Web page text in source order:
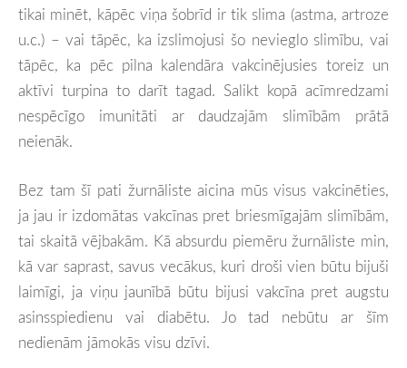
tikai minēt, kāpēc viņa šobrīd ir tik slima (astma, artroze
u.c.) – vai tāpēc, ka izslimojusi šo nevieglo slimību, vai
tāpēc, ka pēc pilna kalendāra vakcinējusies toreiz un
aktīvi turpina to darīt tagad. Salikt kopā acīmredzami
nespēcīgo imunitāti ar daudzajām slimībām prātā
neienāk.
Bez tam šī pati žurnāliste aicina mūs visus vakcinēties,
ja jau ir izdomātas vakcīnas pret briesmīgajām slimībām,
tai skaitā vējbakām. Kā absurdu piemēru žurnāliste min,
kā var saprast, savus vecākus, kuri droši vien būtu bijuši
laimīgi, ja viņu jaunībā būtu bijusi vakcīna pret augstu
asinsspiedienu vai diabētu. Jo tad nebūtu ar šīm
nedienām jāmokās visu dzīvi.